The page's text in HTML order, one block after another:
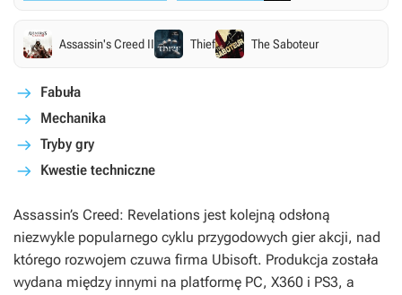
Assassin's Creed II Thief The Saboteur
Fabuła
Mechanika
Tryby gry
Kwestie techniczne
Assassin’s Creed: Revelations jest kolejną odsłoną
niezwykle popularnego cyklu przygodowych gier akcji, nad
którego rozwojem czuwa firma Ubisoft. Produkcja została
wydana między innymi na platformę PC, X360 i PS3, a